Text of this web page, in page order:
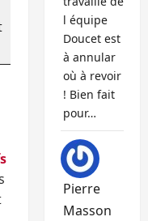
l équipe
Doucet est
à annular
où à revoir
! Bien fait
pour…
Pierre
Masson